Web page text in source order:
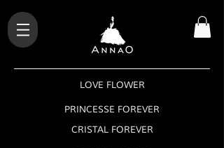
LOVE FLOWER
PRINCESSE FOREVER
CRISTAL FOREVER